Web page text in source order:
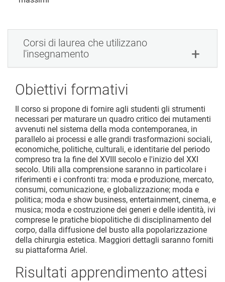
Corsi di laurea che utilizzano
l'insegnamento
Obiettivi formativi
Il corso si propone di fornire agli studenti gli strumenti
necessari per maturare un quadro critico dei mutamenti
avvenuti nel sistema della moda contemporanea, in
parallelo ai processi e alle grandi trasformazioni sociali,
economiche, politiche, culturali, e identitarie del periodo
compreso tra la fine del XVIII secolo e l'inizio del XXI
secolo. Utili alla comprensione saranno in particolare i
riferimenti e i confronti tra: moda e produzione, mercato,
consumi, comunicazione, e globalizzazione; moda e
politica; moda e show business, entertainment, cinema, e
musica; moda e costruzione dei generi e delle identità, ivi
comprese le pratiche biopolitiche di disciplinamento del
corpo, dalla diffusione del busto alla popolarizzazione
della chirurgia estetica. Maggiori dettagli saranno forniti
su piattaforma Ariel.
Risultati apprendimento attesi